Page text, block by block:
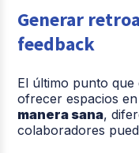
Generar
feedback
El último punto que
ofrecer espacios
manera sana,
colaboradores